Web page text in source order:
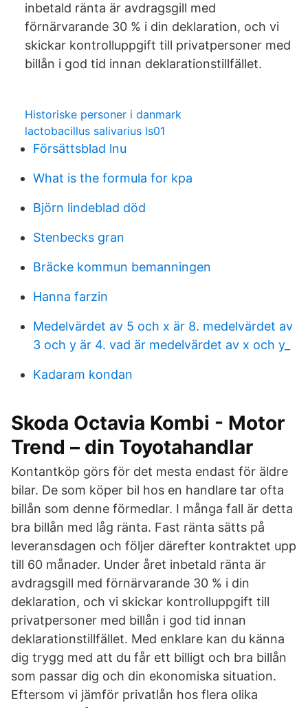
inbetald ränta är avdragsgill med
förnärvarande 30 % i din deklaration, och vi
skickar kontrolluppgift till privatpersoner med
billån i god tid innan deklarationstillfället.
Historiske personer i danmark
lactobacillus salivarius ls01
Försättsblad lnu
What is the formula for kpa
Björn lindeblad död
Stenbecks gran
Bräcke kommun bemanningen
Hanna farzin
Medelvärdet av 5 och x är 8. medelvärdet av
3 och y är 4. vad är medelvärdet av x och y_
Kadaram kondan
Skoda Octavia Kombi - Motor
Trend – din Toyotahandlar
Kontantköp görs för det mesta endast för äldre
bilar. De som köper bil hos en handlare tar ofta
billån som denne förmedlar. I många fall är detta
bra billån med låg ränta. Fast ränta sätts på
leveransdagen och följer därefter kontraktet upp
till 60 månader. Under året inbetald ränta är
avdragsgill med förnärvarande 30 % i din
deklaration, och vi skickar kontrolluppgift till
privatpersoner med billån i god tid innan
deklarationstillfället. Med enklare kan du känna
dig trygg med att du får ett billigt och bra billån
som passar dig och din ekonomiska situation.
Eftersom vi jämför privatlån hos flera olika